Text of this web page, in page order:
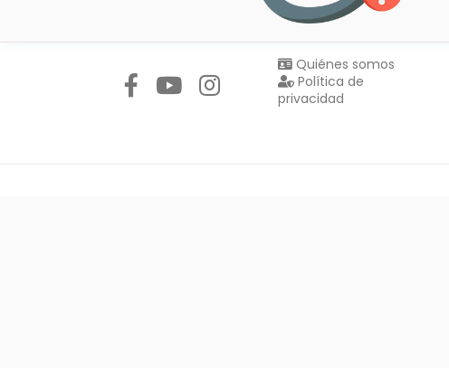
Quiénes somos
Política de
privacidad